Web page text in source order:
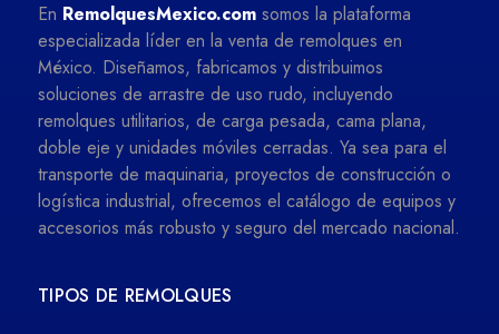
En RemolquesMexico.com somos la plataforma
especializada líder en la venta de remolques en
México. Diseñamos, fabricamos y distribuimos
soluciones de arrastre de uso rudo, incluyendo
remolques utilitarios, de carga pesada, cama plana,
doble eje y unidades móviles cerradas. Ya sea para el
transporte de maquinaria, proyectos de construcción o
logística industrial, ofrecemos el catálogo de equipos y
accesorios más robusto y seguro del mercado nacional.
TIPOS DE REMOLQUES